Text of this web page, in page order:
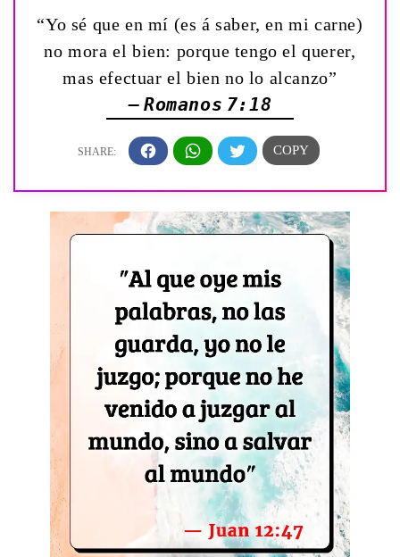
“Yo sé que en mí (es á saber, en mi carne)
no mora el bien: porque tengo el querer,
mas efectuar el bien no lo alcanzo”
— Romanos 7:18